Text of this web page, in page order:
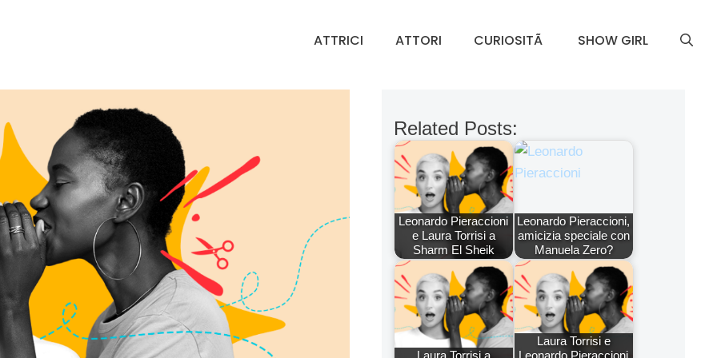
ATTRICI ATTORI CURIOSITÃ SHOW GIRL
Related Posts:
Leonardo Pieraccioni
e Laura Torrisi a
Sharm El Sheik
Leonardo Pieraccioni,
amicizia speciale con
Manuela Zero?
Laura Torrisi e